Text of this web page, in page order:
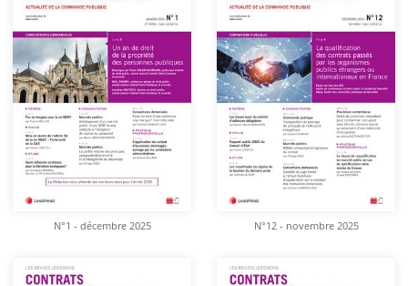
N°1 - décembre 2025 N°12 - novembre 2025